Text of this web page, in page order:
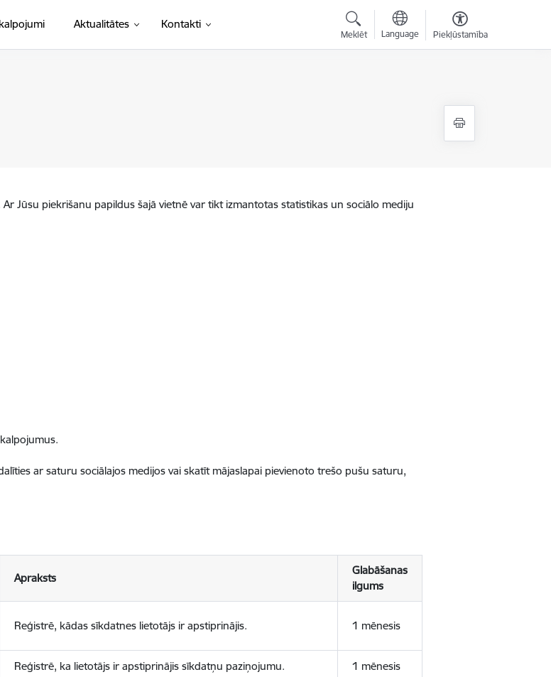
Aktualitātes Kontakti
Meklēt Language Piekļūstamība
Jūsu piekrišanu papildus šajā vietnē var tikt izmantotas statistikas un sociālo mediju
ar saturu sociālajos medijos vai skatīt mājaslapai pievienoto trešo pušu saturu,
Apraksts
Glabāšanas
ilgums
Reģistrē, kādas sīkdatnes lietotājs ir apstiprinājis. 1 mēnesis
Reģistrē, ka lietotājs ir apstiprinājis sīkdatņu paziņojumu. 1 mēnesis